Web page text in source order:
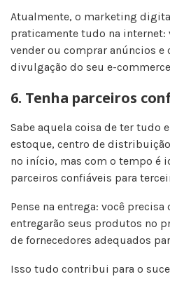
Atualmente, o marketing
praticamente tudo na internet:
vender ou comprar anúncios e
divulgação do seu e-
6. Tenha parceiros
Sabe aquela coisa de ter tudo
estoque, centro de
no início, mas com o tempo é
parceiros confiáveis para
Pense na entrega: você
entregarão seus produtos no
de fornecedores adequados
Isso tudo contribui para o